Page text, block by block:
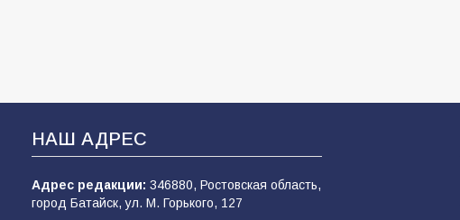
НАШ АДРЕС
Адрес редакции: 346880, Ростовская область,
город Батайск, ул. М. Горького, 127